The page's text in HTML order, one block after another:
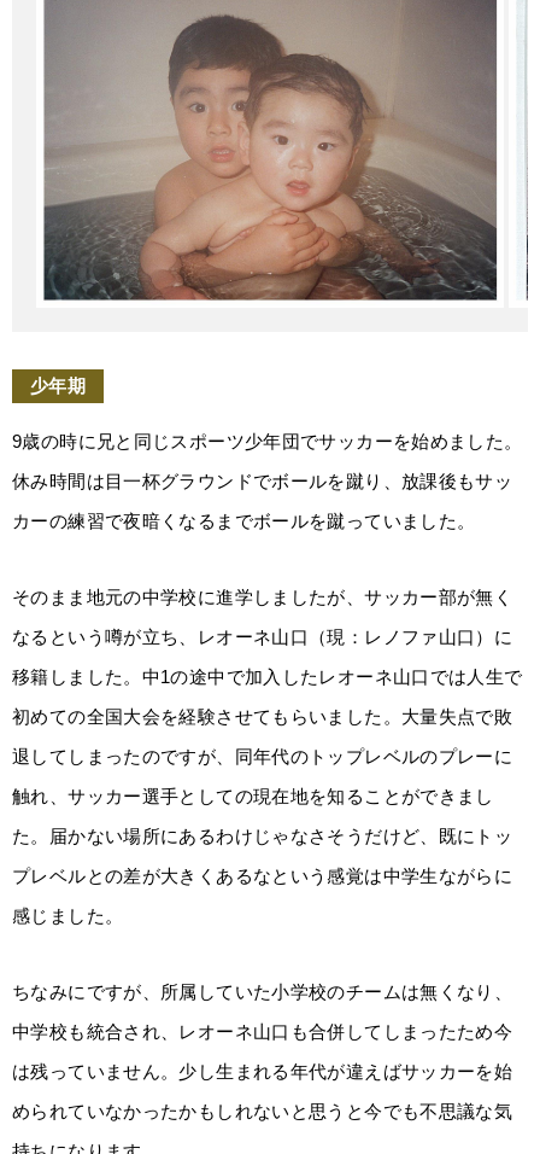
少年期
9歳の時に兄と同じスポーツ少年団でサッカーを始めました。
休み時間は目一杯グラウンドでボールを蹴り、放課後もサッ
カーの練習で夜暗くなるまでボールを蹴っていました。
そのまま地元の中学校に進学しましたが、サッカー部が無く
なるという噂が立ち、レオーネ山口（現：レノファ山口）に
移籍しました。中1の途中で加入したレオーネ山口では人生で
初めての全国大会を経験させてもらいました。大量失点で敗
退してしまったのですが、同年代のトップレベルのプレーに
触れ、サッカー選手としての現在地を知ることができまし
た。届かない場所にあるわけじゃなさそうだけど、既にトッ
プレベルとの差が大きくあるなという感覚は中学生ながらに
感じました。
ちなみにですが、所属していた小学校のチームは無くなり、
中学校も統合され、レオーネ山口も合併してしまったため今
は残っていません。少し生まれる年代が違えばサッカーを始
められていなかったかもしれないと思うと今でも不思議な気